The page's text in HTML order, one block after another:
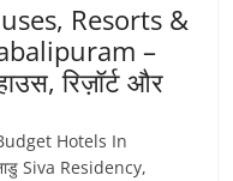
Resorts &
–
रिज़ॉर्ट और
Hotels In
Siva Residency,